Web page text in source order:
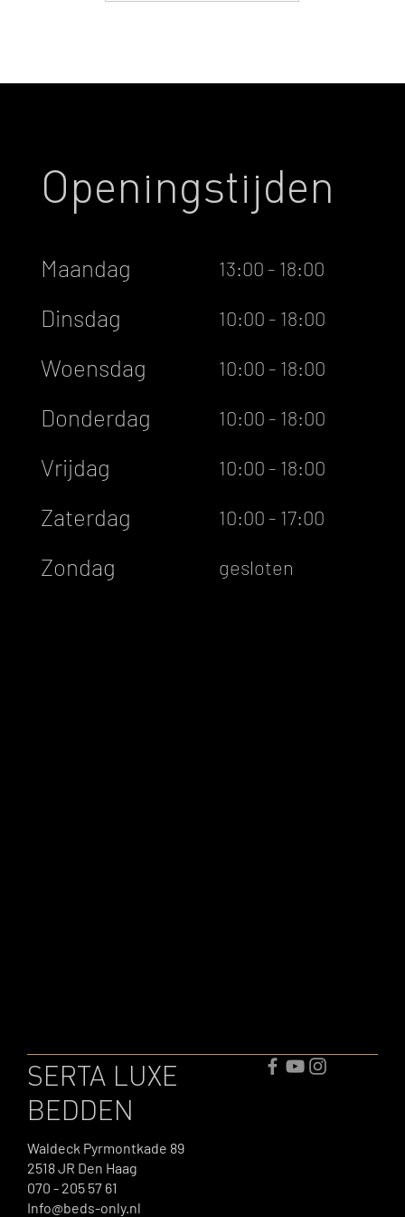
Openingstijden
Maandag 13:00 - 18:00
Dinsdag 10:00 - 18:00
Woensdag 10:00 - 18:00
Donderdag 10:00 - 18:00
Vrijdag 10:00 - 18:00
Zaterdag 10:00 - 17:00
Zondag gesloten
Waldeck Pyrmontkade 89
2518 JR Den Haag
070 - 205 57 61
Info@beds-only.nl
SERTA LUXE
BEDDEN